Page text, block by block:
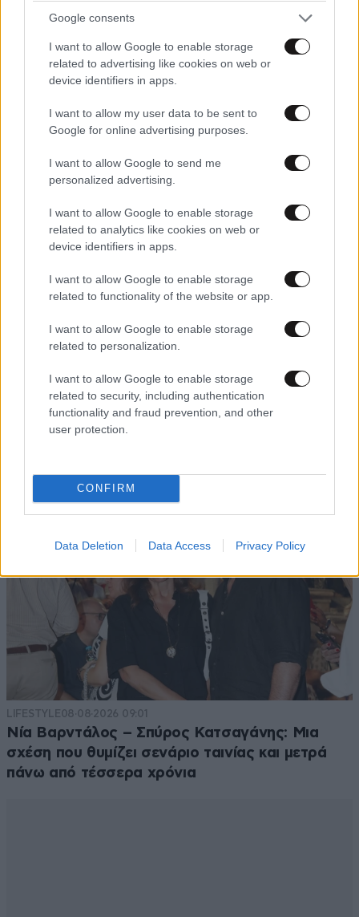
Google consents
I want to allow Google to enable storage
related to advertising like cookies on web or
device identifiers in apps.
I want to allow my user data to be sent to
Google for online advertising purposes.
I want to allow Google to send me
personalized advertising.
I want to allow Google to enable storage
related to analytics like cookies on web or
device identifiers in apps.
I want to allow Google to enable storage
related to functionality of the website or app.
I want to allow Google to enable storage
related to personalization.
I want to allow Google to enable storage
related to security, including authentication
functionality and fraud prevention, and other
user protection.
CONFIRM
Data Deletion Data Access Privacy Policy
είναι το «πιστόλι» του Έντικ
Ακολουθήστε τοNEWSBEASTστοGoogle News
LIFESTYLE08·08·2026 09:01
Νία Βαρντάλος – Σπύρος Κατσαγάνης: Μια
σχέση που θυμίζει σενάριο ταινίας και μετρά
πάνω από τέσσερα χρόνια